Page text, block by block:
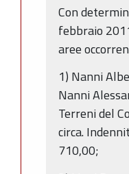
Con
febbraio
aree
1) Nanni
Nanni
Terreni del
circa.
710,00;